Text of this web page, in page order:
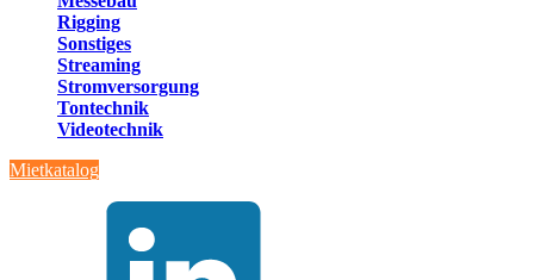
Rigging
Sonstiges
Streaming
Stromversorgung
Tontechnik
Videotechnik
Mietkatalog